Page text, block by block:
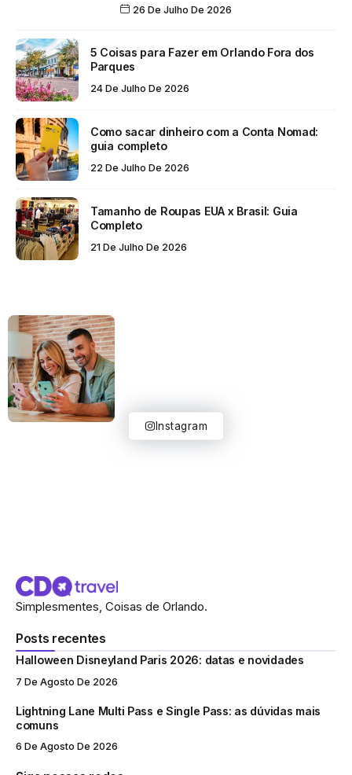
26 De Julho De 2026
5 Coisas para Fazer em Orlando Fora dos
Parques
24 De Julho De 2026
Como sacar dinheiro com a Conta Nomad:
guia completo
22 De Julho De 2026
Tamanho de Roupas EUA x Brasil: Guia
Completo
21 De Julho De 2026
Instagram
Simplesmentes, Coisas de Orlando.
Posts recentes
Halloween Disneyland Paris 2026: datas e novidades
7 De Agosto De 2026
Lightning Lane Multi Pass e Single Pass: as dúvidas mais
comuns
6 De Agosto De 2026